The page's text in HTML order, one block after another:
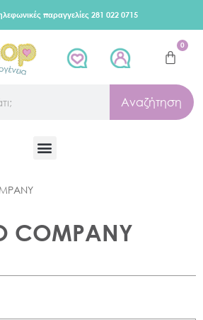
παραγγελίες 281 022 0715
0
Αναζήτηση
COMPANY